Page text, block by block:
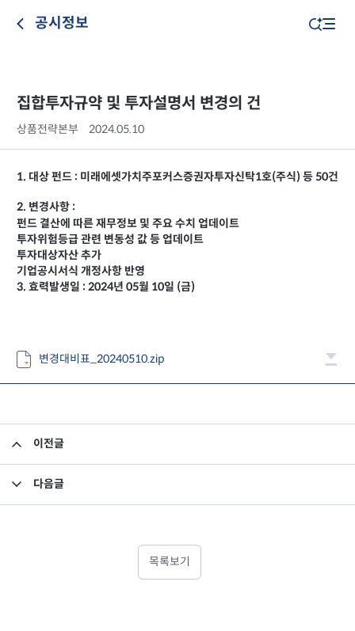
공시정보
집합투자규약 및 투자설명서 변경의 건
상품전략본부 2024.05.10
1. 대상 펀드 : 미래에셋가치주포커스증권자투자신탁1호(주식) 등 50건
2. 변경사항 :
펀드 결산에 따른 재무정보 및 주요 수치 업데이트
투자위험등급 관련 변동성 값 등 업데이트
투자대상자산 추가
기업공시서식 개정사항 반영
3. 효력발생일 : 2024년 05월 10일 (금)
변경대비표_20240510.zip
이전글
다음글
목록보기